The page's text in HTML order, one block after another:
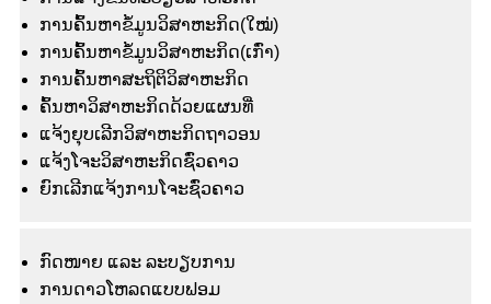
ການຄົ້ນຫາຂໍ້ມູນວິສາຫະກິດ(ໃໝ່)
ການຄົ້ນຫາຂໍ້ມູນວິສາຫະກິດ(ເກົ່າ)
ການຄົ້ນຫາສະຖິຕິວິສາຫະກິດ
ຄົ້ນຫາວິສາຫະກິດດ້ວຍແຜນທີ່
ແຈ້ງຍຸບເລີກວິສາຫະກິດຖາວອນ
ແຈ້ງໂຈະວິສາຫະກິດຊົ່ວຄາວ
ຍົກເລີກແຈ້ງການໂຈະຊົ່ວຄາວ
ກົດໜາຍ ແລະ ລະບຽບການ
ການດາວໂຫລດແບບຟອມ